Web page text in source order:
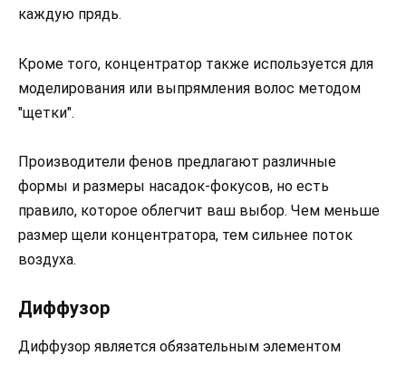
каждую прядь.
Кроме того, концентратор также используется для
моделирования или выпрямления волос методом
"щетки".
Производители фенов предлагают различные
формы и размеры насадок-фокусов, но есть
правило, которое облегчит ваш выбор. Чем меньше
размер щели концентратора, тем сильнее поток
воздуха.
Диффузор
Диффузор является обязательным элементом